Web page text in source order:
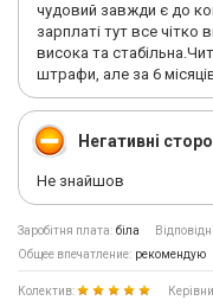
чудовий завжди є до
зарплаті тут все чітко
висока та
штрафи, але за 6
Негативні
Не знайшов
Заробітня плата: біла
Общее впечатление: рекомендую
Колектив: